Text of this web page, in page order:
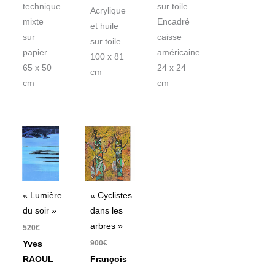
technique
mixte
sur
papier
65 x 50
cm
Acrylique
et huile
sur toile
100 x 81
cm
sur toile
Encadré
caisse
américaine
24 x 24
cm
« Lumière
du soir »
520€
Yves
RAOUL
« Cyclistes
dans les
arbres »
900€
François